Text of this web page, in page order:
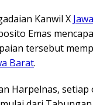
Kanwil X
Emas
tersebut
Barat.
Harpelnas,